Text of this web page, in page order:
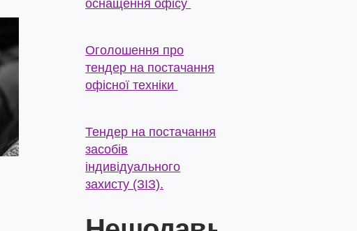
оснащення офісу
Оголошення про
тендер на постачання
офісної техніки
Тендер на постачання
засобів
індивідуального
захисту (ЗІЗ).